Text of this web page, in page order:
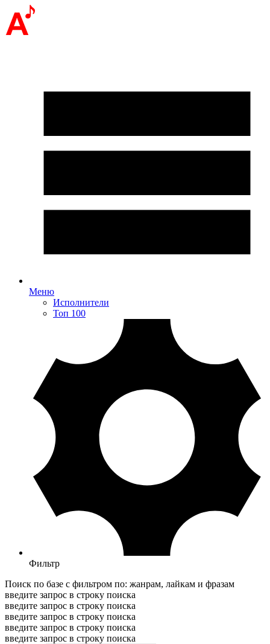
Меню
Исполнители
Топ 100
Фильтр
Поиск по базе с фильтром по: жанрам, лайкам и фразам
введите запрос в строку поиска
введите запрос в строку поиска
введите запрос в строку поиска
введите запрос в строку поиска
введите запрос в строку поиска